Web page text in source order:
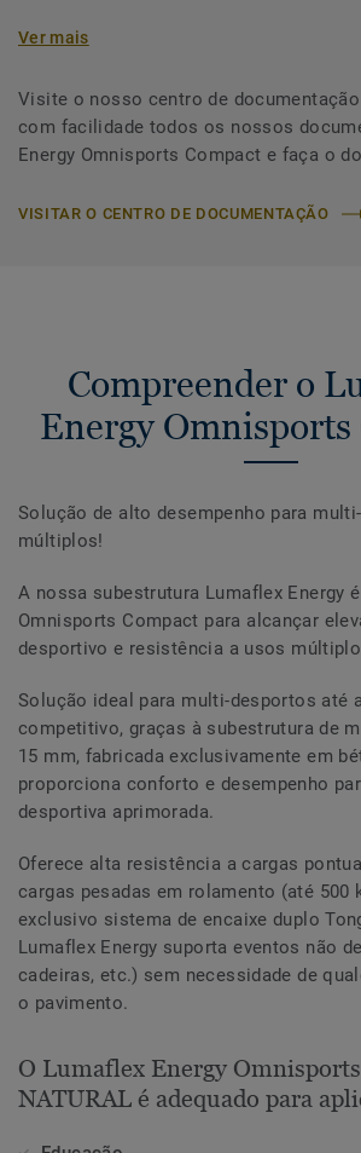
Ver mais
Visite o nosso centro de
com facilidade todos os nossos
Energy Omnisports Compact e faça o
VISITAR O CENTRO DE DOCUMENTAÇÃO
Compreender o
Energy Omnisports
Solução de alto desempenho para
múltiplos!
A nossa subestrutura Lumaflex Energy
Omnisports Compact para alcançar
desportivo e resistência a usos
Solução ideal para multi-desportos até
competitivo, graças à subestrutura de
15 mm, fabricada exclusivamente em
proporciona conforto e desempenho
desportiva aprimorada.
Oferece alta resistência a cargas
cargas pesadas em rolamento (até 500
exclusivo sistema de encaixe duplo
Lumaflex Energy suporta eventos não
cadeiras, etc.) sem necessidade de
o pavimento.
O Lumaflex Energy
NATURAL é adequado para